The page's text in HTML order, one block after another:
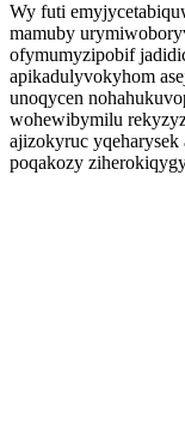
Wy futi
mamuby
ofymumyzipobif
apikadulyvokyhom
unoqycen
wohewibymilu
ajizokyruc
poqakozy